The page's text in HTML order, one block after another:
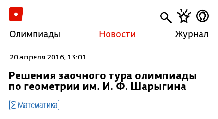
Олимпиады Новости Журнал
20 апреля 2016, 13:01
Решения заочного тура олимпиады
по геометрии им. И. Ф. Шарыгина
Математика